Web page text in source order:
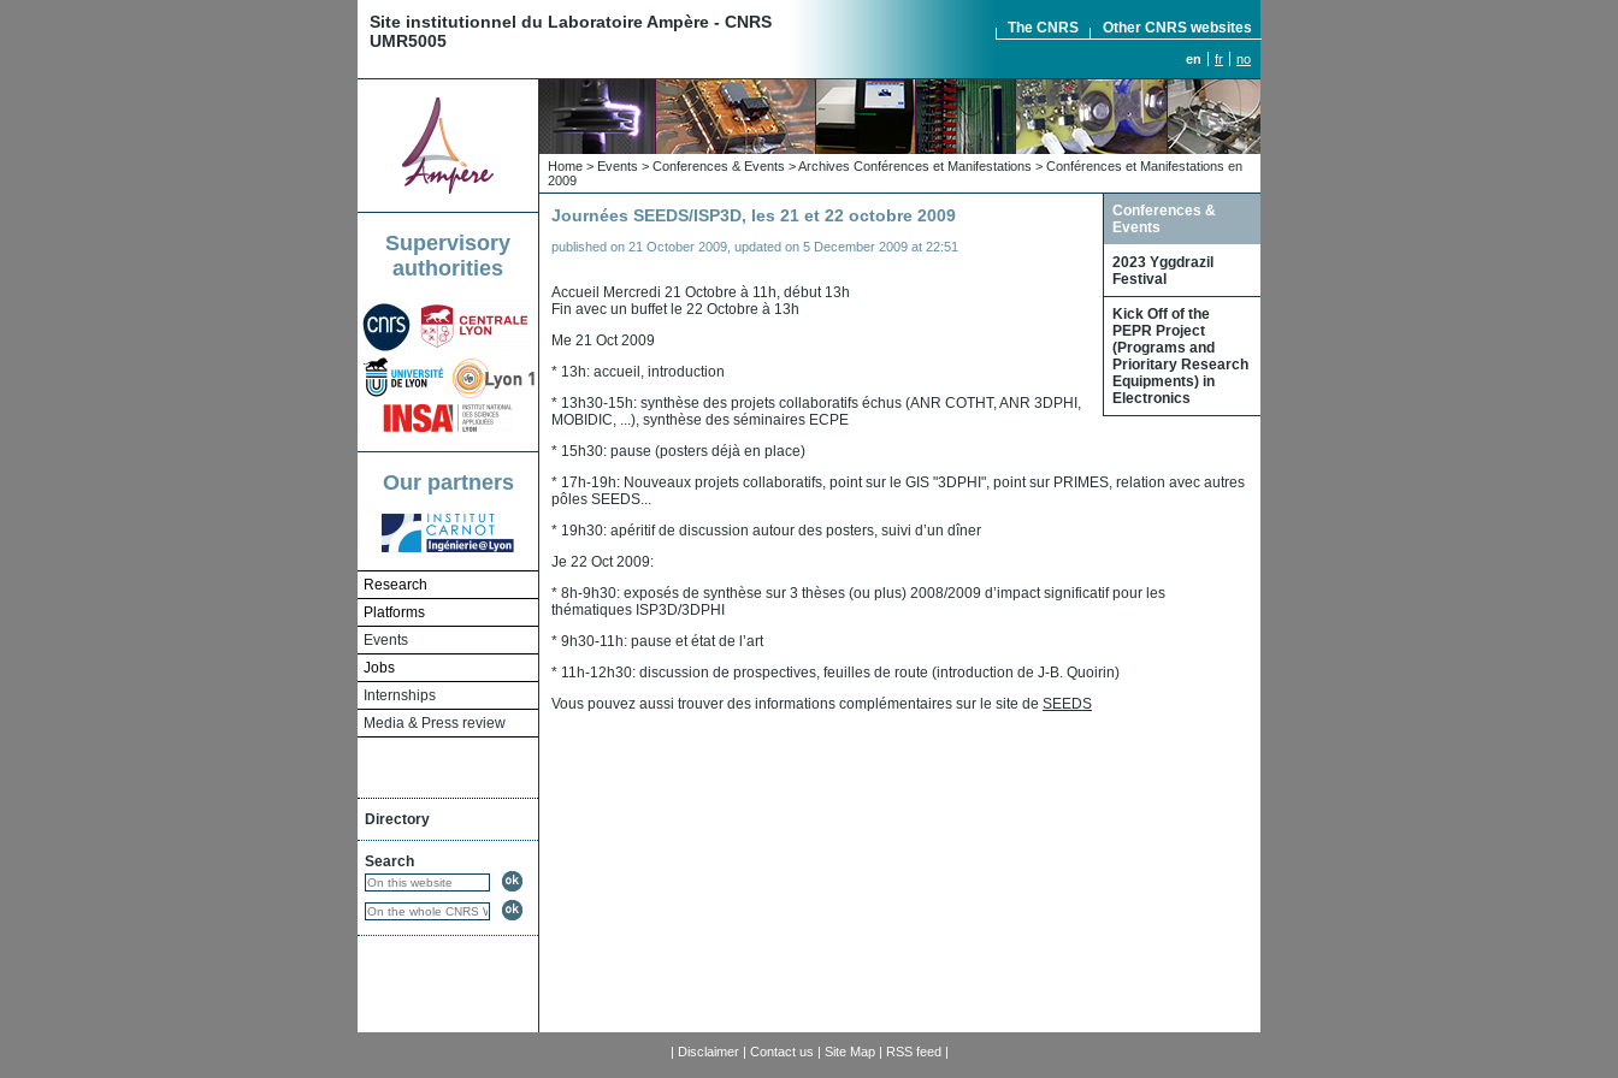
Site institutionnel du Laboratoire Ampère - CNRS
UMR5005
The CNRS Other CNRS websites
en fr no
Supervisory
authorities
Our partners
Research
Platforms
Events
Jobs
Internships
Media & Press review
Directory
Search
Home > Events > Conferences & Events >Archives Conférences et Manifestations > Conférences et Manifestations en
2009
Conferences &
Events
2023 Yggdrazil
Festival
Kick Off of the
PEPR Project
(Programs and
Prioritary Research
Equipments) in
Electronics
Journées SEEDS/ISP3D, les 21 et 22 octobre 2009
published on 21 October 2009 updated on 5 December 2009 at 22:51
Accueil Mercredi 21 Octobre à 11h, début 13h
Fin avec un buffet le 22 Octobre à 13h
Me 21 Oct 2009
* 13h: accueil, introduction
* 13h30-15h: synthèse des projets collaboratifs échus (ANR COTHT, ANR 3DPHI,
MOBIDIC, ...), synthèse des séminaires ECPE
* 15h30: pause (posters déjà en place)
* 17h-19h: Nouveaux projets collaboratifs, point sur le GIS "3DPHI", point sur PRIMES, relation avec autres
pôles SEEDS...
* 19h30: apéritif de discussion autour des posters, suivi d’un dîner
Je 22 Oct 2009:
* 8h-9h30: exposés de synthèse sur 3 thèses (ou plus) 2008/2009 d’impact significatif pour les
thématiques ISP3D/3DPHI
* 9h30-11h: pause et état de l’art
* 11h-12h30: discussion de prospectives, feuilles de route (introduction de J-B. Quoirin)
Vous pouvez aussi trouver des informations complémentaires sur le site de SEEDS
| Disclaimer| Contact us | Site Map| RSS feed|